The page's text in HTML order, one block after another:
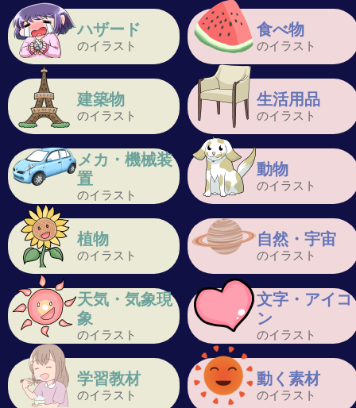
ハザード
のイラスト
食べ物
のイラスト
建築物
のイラスト
生活用品
のイラスト
メカ・機械装
置
のイラスト
動物
のイラスト
植物
のイラスト
自然・宇宙
のイラスト
天気・気象現
象
のイラスト
文字・アイコ
ン
のイラスト
学習教材
のイラスト
動く素材
のイラスト